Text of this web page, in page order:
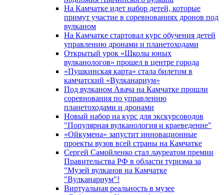
На Камчатке идет набор детей, которые
примут участие в соревнованиях дронов под
вулканом
На Камчатке стартовал курс обучения детей
управлению дронами и планетоходами
Открытый урок «Школы юных
вулканологов» прошел в центре города
«Пушкинская карта» стала билетом в
камчатский «Вулканариум»
Под вулканом Авача на Камчатке прошли
соревнования по управлению
планетоходами и дронами
Новый набор на курс для экскурсоводов
"Популярная вулканология и краеведение"
«Ойкумена» запустит инновационные
проекты вузов всей страны на Камчатке
Сергей Самойленко стал лауреатом премии
Правительства РФ в области туризма за
"Музей вулканов на Камчатке
"Вулканариум"!
Виртуальная реальность в музее